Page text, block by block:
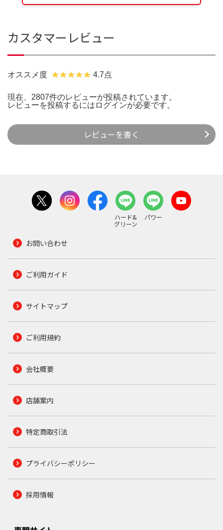
カスタマーレビュー
オススメ度 4.7点
現在、2807件のレビューが投稿されています。
レビューを投稿するには ログインが必要です。
レビューを書く
ハード&
グリーン
パワー
お問い合わせ
ご利用ガイド
サイトマップ
ご利用規約
会社概要
店舗案内
特定商取引法
プライバシーポリシー
採用情報